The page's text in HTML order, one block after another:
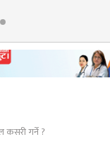
कसरी गर्ने ?